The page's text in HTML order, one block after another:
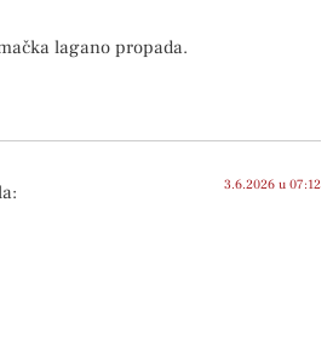
lagano propada.
3.6.2026 u 07:12